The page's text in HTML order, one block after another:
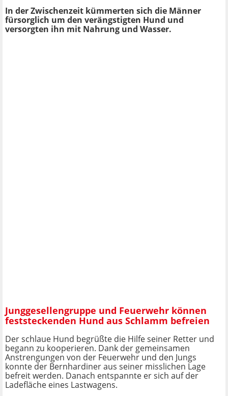
In der Zwischenzeit kümmerten sich die Männer
fürsorglich um den verängstigten Hund und
versorgten ihn mit Nahrung und Wasser.
Junggesellengruppe und Feuerwehr können
feststeckenden Hund aus Schlamm befreien
Der schlaue Hund begrüßte die Hilfe seiner Retter und
begann zu kooperieren. Dank der gemeinsamen
Anstrengungen von der Feuerwehr und den Jungs
konnte der Bernhardiner aus seiner misslichen Lage
befreit werden. Danach entspannte er sich auf der
Ladefläche eines Lastwagens.